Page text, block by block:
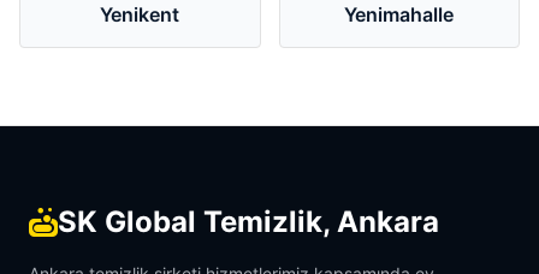
Yenikent Yenimahalle
SK Global Temizlik, Ankara